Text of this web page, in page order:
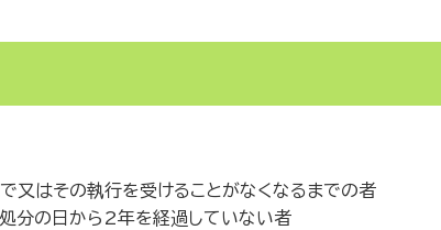
又はその執行を受けることがなくなるまでの者
分の日から2年を経過していない者